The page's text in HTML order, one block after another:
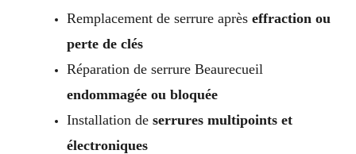
Remplacement de serrure après effraction ou
perte de clés
Réparation de serrure Beaurecueil
endommagée ou bloquée
Installation de serrures multipoints et
électroniques